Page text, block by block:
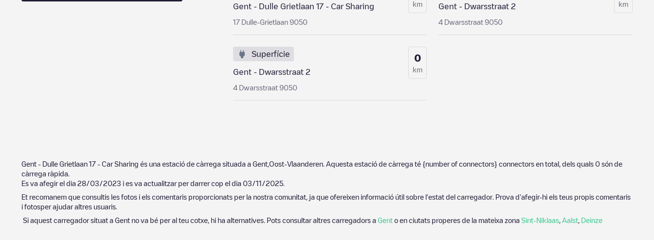
Gent - Dulle Grietlaan 17 - Car Sharing
17 Dulle-Grietlaan 9050
km Gent - Dwarsstraat 2
4 Dwarsstraat 9050
km
Superfície
Gent - Dwarsstraat 2
4 Dwarsstraat 9050
0
km
Gent - Dulle Grietlaan 17 - Car Sharing és una estació de càrrega situada a Gent Oost-Vlaanderen . Aquesta estació de càrrega té {number of connectors} connectors en total, dels quals 0 són de
càrrega ràpida.
Es va afegir el dia 28/03/2023 i es va actualitzar per darrer cop el dia 03/11/2025
Et recomanem que consultis les fotos i els comentaris proporcionats per la nostra comunitat, ja que ofereixen informació útil sobre l'estat del carregador. Prova d'afegir-hi els teus propis comentaris
i fotosper ajudar altres usuaris.
Si aquest carregador situat a Gent no va bé per al teu cotxe, hi ha alternatives. Pots consultar altres carregadors a Gent o en ciutats properes de la mateixa zona Sint-Niklaas Aalst Deinze